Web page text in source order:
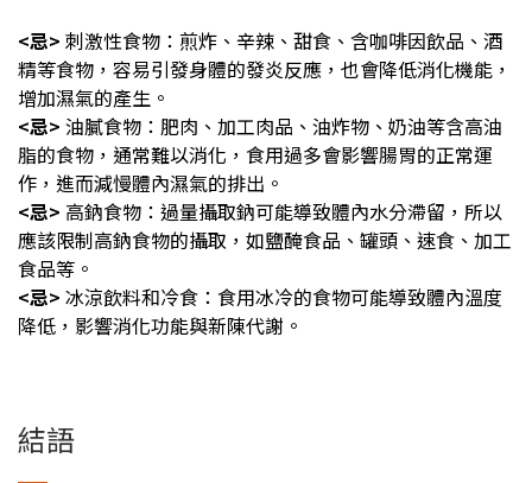
<忌> 刺激性食物：煎炸、辛辣、甜食、含咖啡因飲品、酒
精等食物，容易引發身體的發炎反應，也會降低消化機能，
增加濕氣的產生。
<忌> 油膩食物：肥肉、加工肉品、油炸物、奶油等含高油
脂的食物，通常難以消化，食用過多會影響腸胃的正常運
作，進而減慢體內濕氣的排出。
<忌> 高鈉食物：過量攝取鈉可能導致體內水分滯留，所以
應該限制高鈉食物的攝取，如鹽醃食品、罐頭、速食、加工
食品等。
<忌> 冰涼飲料和冷食：食用冰冷的食物可能導致體內溫度
降低，影響消化功能與新陳代謝。
結語